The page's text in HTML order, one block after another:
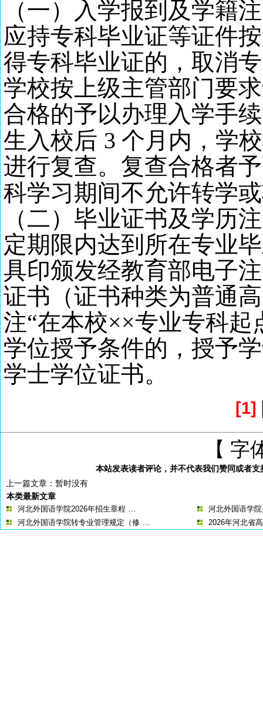
（一）入学报到及学籍
应持专科毕业证等证件
得专科毕业证的，取消
学校按上级主管部门要
合格的予以办理入学手
生入校后 3 个月内，学
进行复查。复查合格者
科学习期间不允许转学
（二）毕业证书及学历
定期限内达到所在专业
具印颁发经教育部电子
证书（证书种类为普通
注“在本校××专业专科
学位授予条件的，授予
学士学位证书。
[1]
【 字
本站发表读者评论，并不代表我们赞同或者
上一篇文章：暂时没有
本类最新文章
河北外国语学院2026年招生章程
河北外国语学
河北外国语学院转专业管理规定（修
2026年河北省